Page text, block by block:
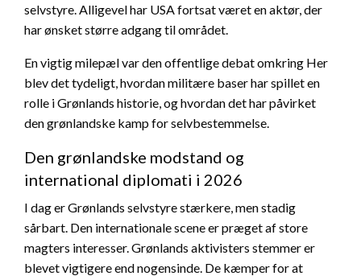
selvstyre. Alligevel har USA fortsat været en aktør, der
har ønsket større adgang til området.
En vigtig milepæl var den offentlige debat omkring Her
blev det tydeligt, hvordan militære baser har spillet en
rolle i Grønlands historie, og hvordan det har påvirket
den grønlandske kamp for selvbestemmelse.
Den grønlandske modstand og
international diplomati i 2026
I dag er Grønlands selvstyre stærkere, men stadig
sårbart. Den internationale scene er præget af store
magters interesser. Grønlands aktivisters stemmer er
blevet vigtigere end nogensinde. De kæmper for at